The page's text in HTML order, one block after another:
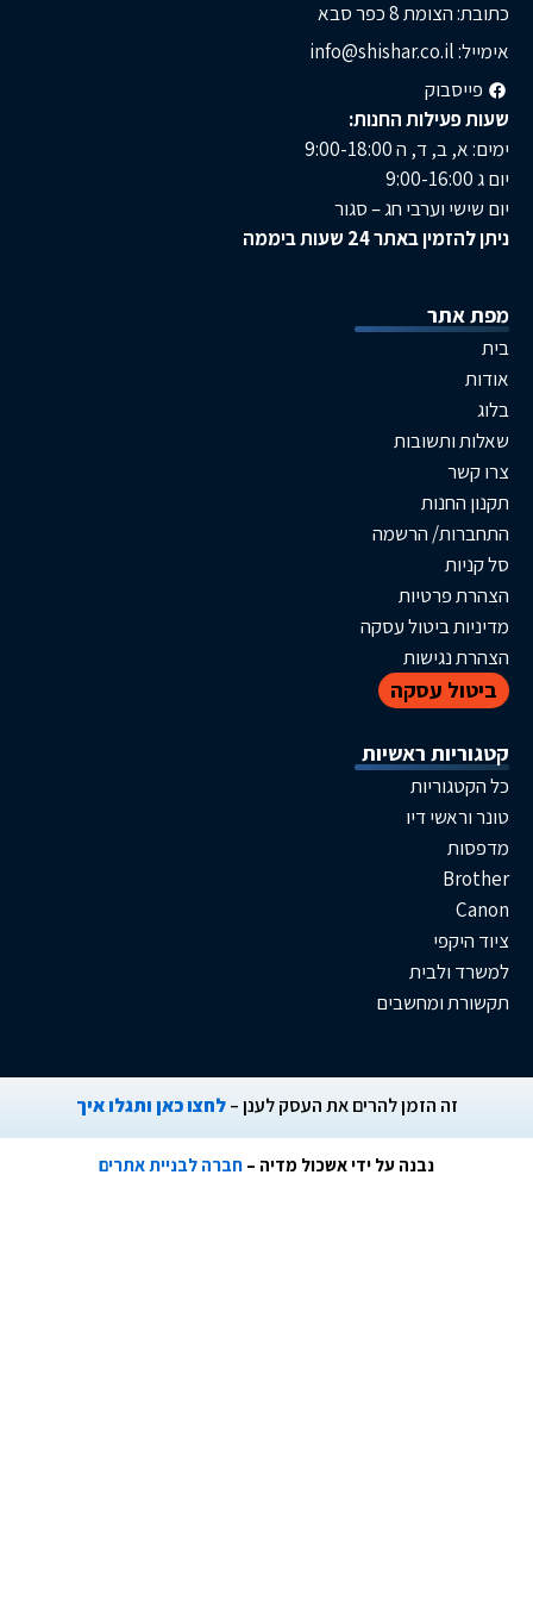
הרשמה
ביטול עסקה
עסקה
ראשיות
דיו
ומחשבים
8 כפר סבא
החנות:
ה 9:00-18:00
וערבי חג – סגור
24 שעות ביממה
הזמן להרים את העסק לענן –לחצו כאן ותגלו איך
נבנה על ידי אשכול מדיה –חברה לבניית אתרים